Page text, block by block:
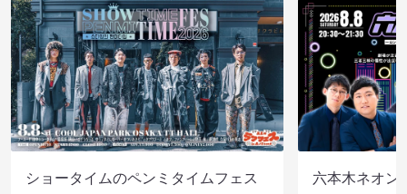
ショータイムのペンミタイムフェス
六本木ネオン